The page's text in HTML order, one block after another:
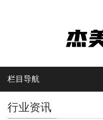
栏目导航
行业资讯